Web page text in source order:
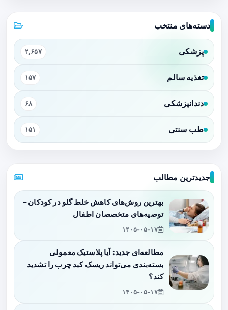
دسته‌های منتخب
پزشکی ۲,۶۵۷
تغذیه سالم ۱۵۷
دندانپزشکی ۶۸
طب سنتی ۱۵۱
جدیدترین مطالب
بهترین روش‌های کاهش خلط گلو در کودکان –
توصیه‌های متخصصان اطفال
۱۴۰۵-۰۵-۱۷
مطالعه‌ای جدید: آیا پلاستیک معمولی
بسته‌بندی می‌تواند ریسک کبد چرب را تشدید
کند؟
۱۴۰۵-۰۵-۱۷